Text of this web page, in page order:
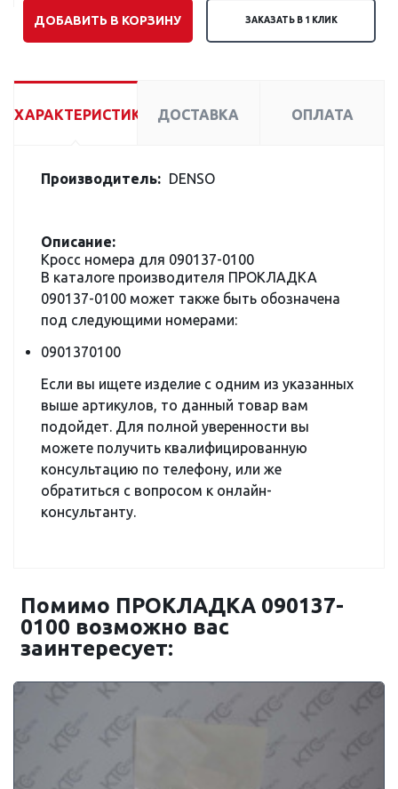
ДОБАВИТЬ В КОРЗИНУ ЗАКАЗАТЬ В 1 КЛИК
ХАРАКТЕРИСТИКИ ДОСТАВКА ОПЛАТА
Производитель: DENSO
Описание:
Кросс номера для 090137-0100
В каталоге производителя ПРОКЛАДКА
090137-0100 может также быть обозначена
под следующими номерами:
0901370100
Если вы ищете изделие с одним из указанных
выше артикулов, то данный товар вам
подойдет. Для полной уверенности вы
можете получить квалифицированную
консультацию по телефону, или же
обратиться с вопросом к онлайн-
консультанту.
Помимо ПРОКЛАДКА 090137-
0100 возможно вас
заинтересует: